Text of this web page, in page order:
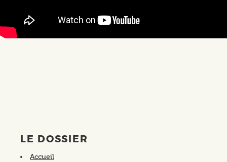
LE DOSSIER
Accueil